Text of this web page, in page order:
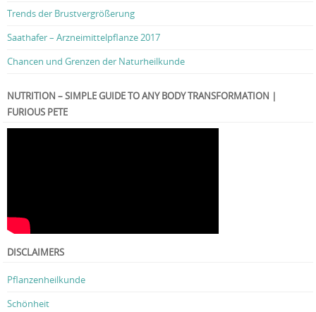
Trends der Brustvergrößerung
Saathafer – Arzneimittelpflanze 2017
Chancen und Grenzen der Naturheilkunde
NUTRITION – SIMPLE GUIDE TO ANY BODY TRANSFORMATION |
FURIOUS PETE
DISCLAIMERS
Pflanzenheilkunde
Schönheit